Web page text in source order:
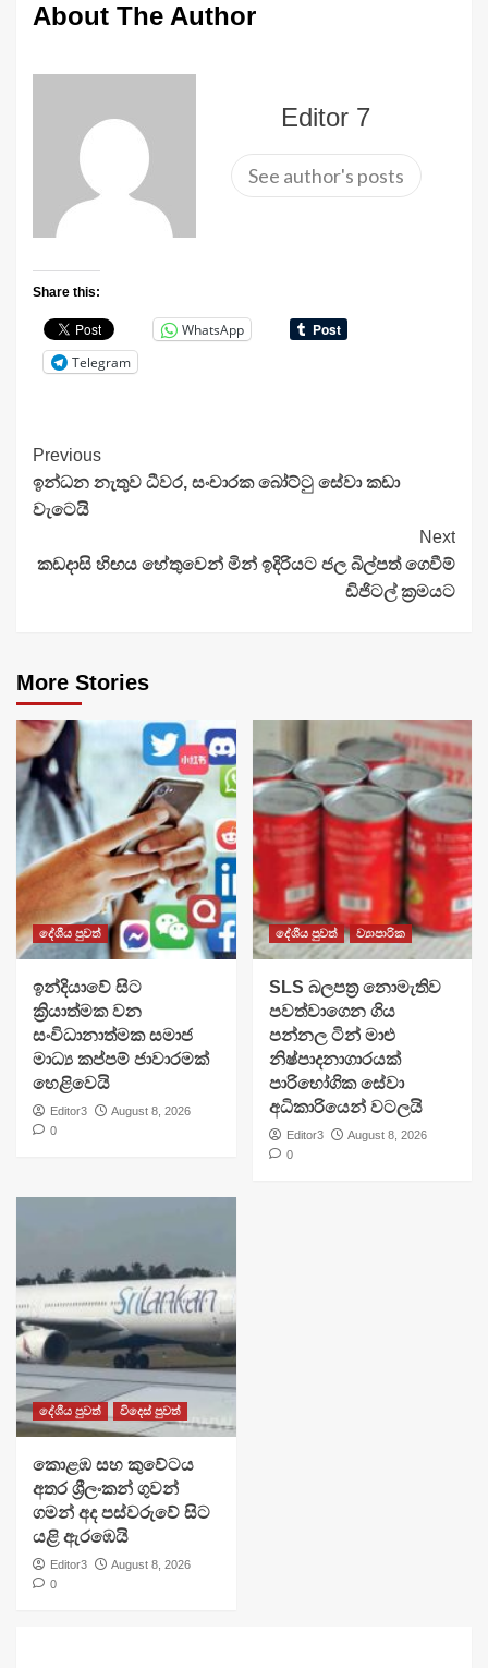
About The Author
Editor 7
See author's posts
Share this:
WhatsApp
Telegram
Continue
Reading
Previous
ඉන්ධන නැතුව ධීවර, සංචාරක බෝට්ටු සේවා කඩා
වැටෙයි
Next
කඩදාසි හිඟය හේතුවෙන් මින් ඉදිරියට ජල බිල්පත් ගෙවීම්
ඩිජිටල් ක්‍රමයට
More Stories
දේශීය පුවත්
​ඉන්දියාවේ සිට
ක්‍රියාත්මක වන
සංවිධානාත්මක සමාජ
මාධ්‍ය කප්පම් ජාවාරමක්
හෙළිවෙයි
Editor3
August 8, 2026
0
දේශීය පුවත් ව්‍යාපාරික
SLS බලපත්‍ර නොමැතිව
පවත්වාගෙන ගිය
පන්නල ටින් මාළු
නිෂ්පාදනාගාරයක්
පාරිභෝගික සේවා
අධිකාරියෙන් වටලයි
Editor3
August 8, 2026
0
දේශීය පුවත් විදෙස් පුවත්
​කොළඹ සහ කුවේටය
අතර ශ්‍රීලංකන් ගුවන්
ගමන් අද පස්වරුවේ සිට
යළි ඇරඹෙයි
Editor3
August 8, 2026
0